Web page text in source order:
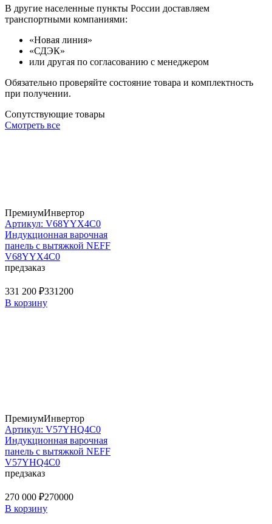
В другие населенные пункты России доставляем
транспортными компаниями:
«Новая линия»
«СДЭК»
или другая по согласованию с менеджером
Обязательно проверяйте состояние товара и комплектность
при получении.
Сопутствующие товары
Смотреть все
ПремиумИнвертор
Артикул: V68YYX4C0
Индукционная варочная
панель с вытяжкой NEFF
V68YYX4C0
предзаказ
331 200 ₽331200
В корзину
ПремиумИнвертор
Артикул: V57YHQ4C0
Индукционная варочная
панель с вытяжкой NEFF
V57YHQ4C0
предзаказ
270 000 ₽270000
В корзину